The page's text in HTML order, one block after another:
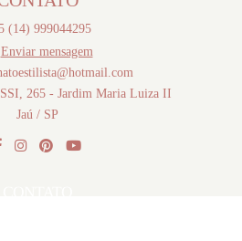
(14) 999044295
Enviar mensagem
265 - Jardim Maria Luiza II
Jaú / SP